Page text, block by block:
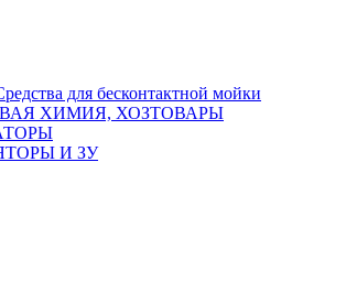
для бесконтактной мойки
ХИМИЯ, ХОЗТОВАРЫ
И ЗУ